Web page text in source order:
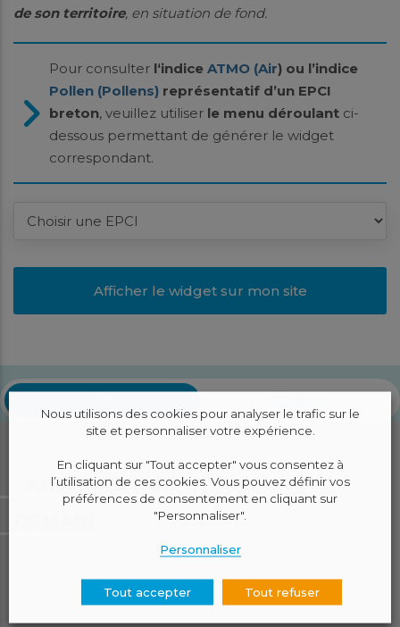
de son territoire, en situation de fond.
Pour consulter l‘indice ATMO (Air) ou l’indice
Pollen (Pollens) représentatif d’un EPCI
breton, veuillez utiliser le menu déroulant ci-
dessous permettant de générer le widget
correspondant.
Afficher le widget sur mon site
AUJOURD'HUI
Nous utilisons des cookies pour analyser le trafic sur le
site et personnaliser votre expérience.
En cliquant sur "Tout accepter" vous consentez à
l’utilisation de ces cookies. Vous pouvez définir vos
préférences de consentement en cliquant sur
"Personnaliser".
Personnaliser
Tout accepter Tout refuser